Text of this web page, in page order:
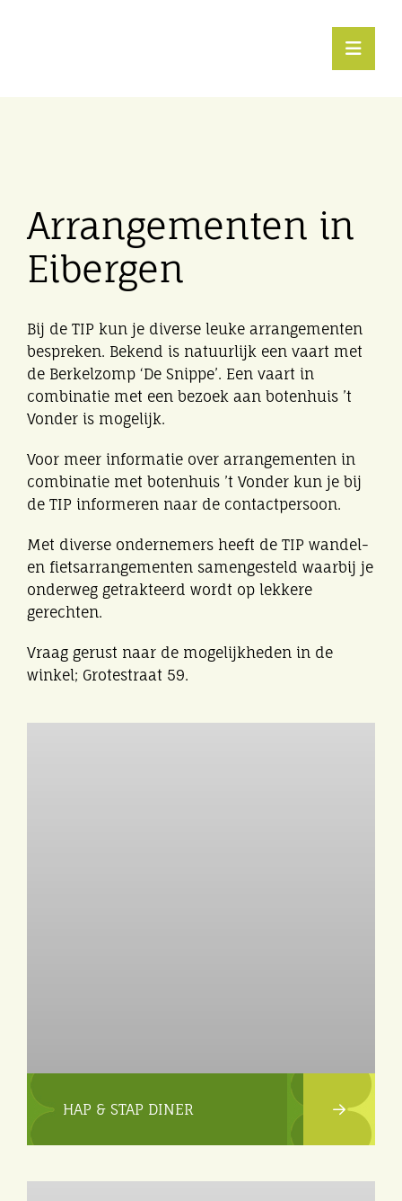
Toggle
Vrije tijd
Eibergen onderneemt
Horeca
Winkels
Arrangementen in
Eibergen
Bij de TIP kun je diverse leuke arrangementen
bespreken. Bekend is natuurlijk een vaart met
de Berkelzomp ‘De Snippe’. Een vaart in
combinatie met een bezoek aan botenhuis ’t
Vonder is mogelijk.
Voor meer informatie over arrangementen in
combinatie met botenhuis ’t Vonder kun je bij
de TIP informeren naar de contactpersoon.
Met diverse ondernemers heeft de TIP wandel-
en fietsarrangementen samengesteld waarbij je
onderweg getrakteerd wordt op lekkere
gerechten.
Vraag gerust naar de mogelijkheden in de
winkel; Grotestraat 59.
HAP & STAP DINER